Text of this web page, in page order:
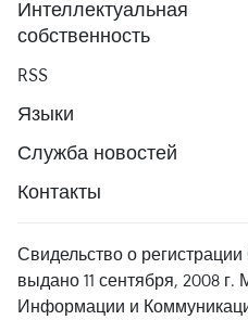
Интеллектуальная
собственность
RSS
Языки
Служба новостей
Контакты
Свидельство о
выдано 11 сентября, 2008 г.
Информации и